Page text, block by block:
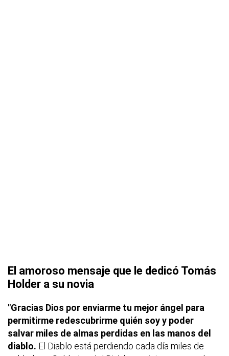
El amoroso mensaje que le dedicó Tomás
Holder a su novia
"Gracias Dios por enviarme tu mejor ángel para
permitirme redescubrirme quién soy y poder
salvar miles de almas perdidas en las manos del
diablo. El Diablo está perdiendo cada día miles de